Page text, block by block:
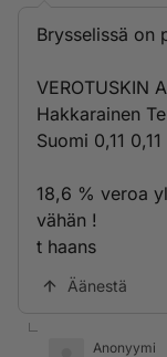
Brysselissä on
VEROTUSKIN
Hakkarainen
Suomi 0,11
18,6 % veroa
vähän !
t haans
Äänestä
Anonyymi